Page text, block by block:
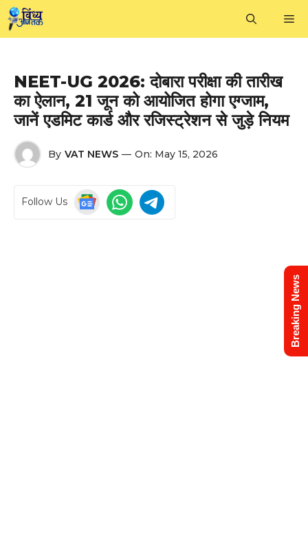
Skip
to
NEET-UG 2026: दोबारा परीक्षा की तारीख
का ऐलान, 21 जून को आयोजित होगा एग्जाम,
जानें एडमिट कार्ड और रजिस्ट्रेशन से जुड़े नियम
By VAT NEWS — On: May 15, 2026
Follow Us
Breaking News